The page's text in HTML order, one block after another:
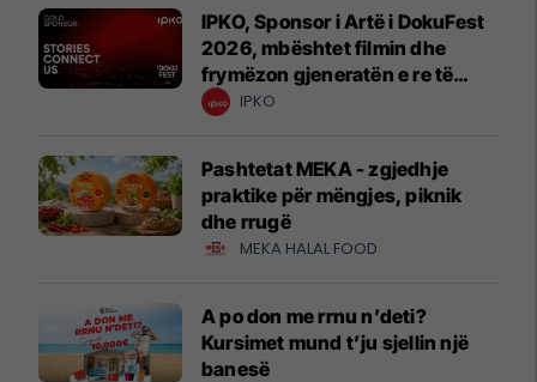
IPKO, Sponsor i Artë i DokuFest
2026, mbështet filmin dhe
frymëzon gjeneratën e re të
krijuesve
IPKO
Pashtetat MEKA - zgjedhje
praktike për mëngjes, piknik
dhe rrugë
MEKA HALAL FOOD
A po don me rrnu n’deti?
Kursimet mund t’ju sjellin një
banesë